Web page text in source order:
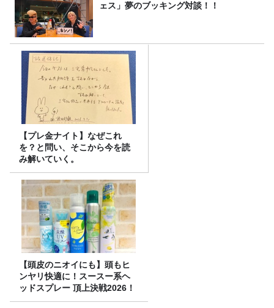
ェス」夢のブッキング対談！！
【プレ金ナイト】なぜこれ
を？と問い、そこから今を読
み解いていく。
【頭皮のニオイにも】頭もヒ
ンヤリ快適に！スースー系ヘ
ッドスプレー 頂上決戦2026！